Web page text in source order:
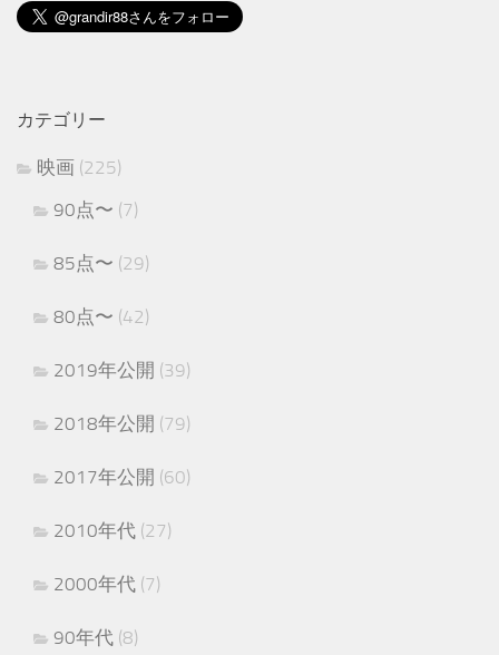
カテゴリー
映画 (225)
90点〜 (7)
85点〜 (29)
80点〜 (42)
2019年公開 (39)
2018年公開 (79)
2017年公開 (60)
2010年代 (27)
2000年代 (7)
90年代 (8)